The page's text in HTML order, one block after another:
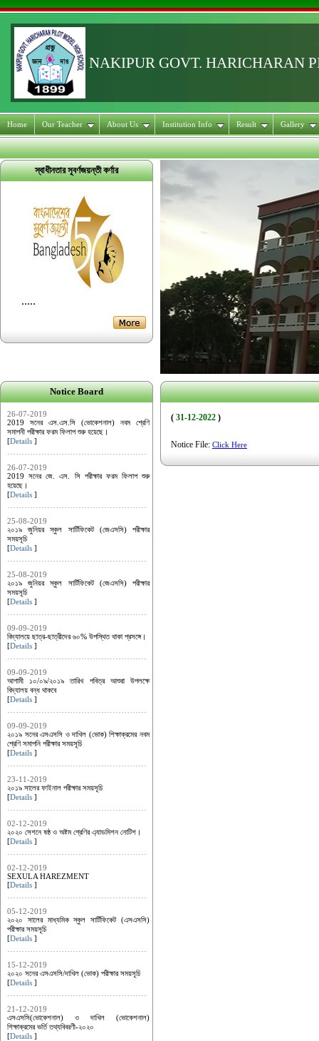
NAKIPUR GOVT. HARICHARAN
Home Our Teacher About Us Institution Info Result Gallery
স্বাধীনতার সূবর্ণজয়ন্তী কর্ণার
.....
Notice Board
26-07-2019
2019 সনের এস.এস.সি (ভোকেশনাল) নবম শ্রেণি
সমাপনী পরীক্ষার ফরম ফিলাপ শুরু হয়েছে।
[Details ]
26-07-2019
2019 সনের জে. এস. সি পরীক্ষার ফরম ফিলাপ শুরু
হয়েছে।
[Details ]
25-08-2019
২০১৯ জুনিয়র স্কুল সার্টিফিকেট (জেএসসি) পরীক্ষার
সময়সূচি
[Details ]
25-08-2019
২০১৯ জুনিয়র স্কুল সার্টিফিকেট (জেএসসি) পরীক্ষার
সময়সূচি
[Details ]
09-09-2019
বিদ্যালয়ে ছাত্র-ছাত্রীদের ৬০% উপস্থিত থাকা প্রসঙ্গে।
[Details ]
09-09-2019
আগামী ১০/০৯/২০১৯ তারিখ পবিত্র আশুরা উপলক্ষে
বিদ্যালয় বন্ধ থাকবে
[Details ]
09-09-2019
২০১৯ সনের এসএসসি ও দাখিল (ভোক) শিক্ষাক্রমের নবম
শ্রেণি সমাপনি পরীক্ষার সময়সূচি
[Details ]
23-11-2019
২০১৯ সালের ফাইনাল পরীক্ষার সময়সূচি
[Details ]
02-12-2019
২০২০ সেশনে ষষ্ঠ ও অষ্টম শ্রেণির এ্যাডমিশন নোটিশ।
[Details ]
02-12-2019
SEXULA HAREZMENT
[Details ]
05-12-2019
২০২০ সালের মাধ্যমিক স্কুল সার্টিফিকেট (এসএসসি)
পরীক্ষার সময়সূচি
[Details ]
15-12-2019
২০২০ সনের এসএসসি/দাখিল (ভোক) পরীক্ষার সময়সূচি
[Details ]
21-12-2019
এসএসসি(ভোকেশনাল) ও দাখিল (ভোকেশনাল)
শিক্ষাক্রমের ভর্তি তথ্যবিবরণী-২০২০
[Details ]
( 31-12-2022 )
Notice File: Click Here